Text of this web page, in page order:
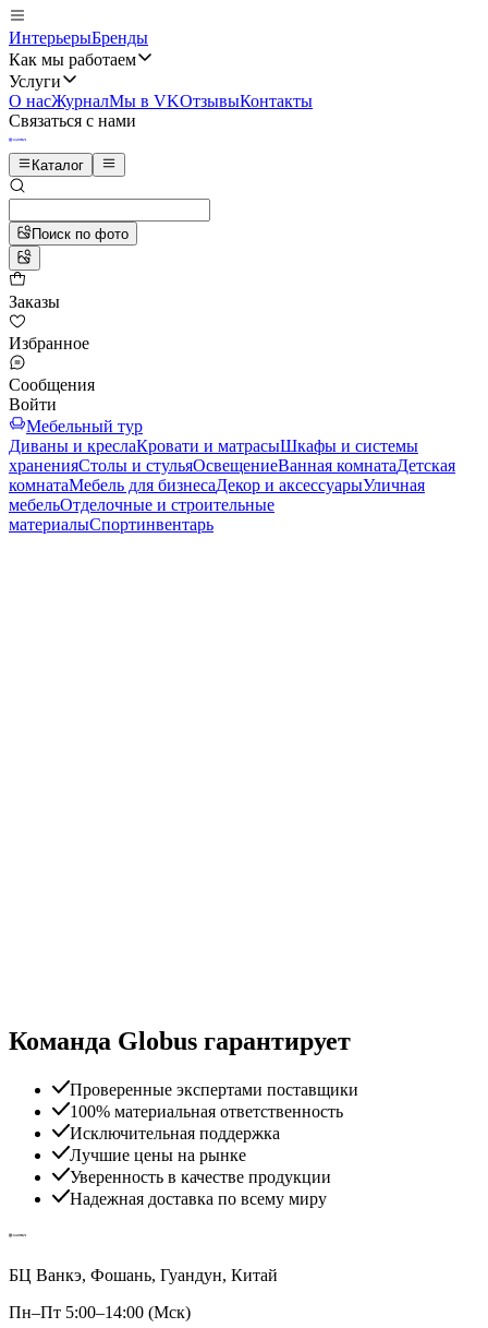
ИнтерьерыБренды
Как мы работаем
Услуги
О насЖурналМы в VKОтзывыКонтакты
Связаться с нами
Каталог
Поиск по фото
Заказы
Избранное
Сообщения
Войти
Мебельный тур
Диваны и креслаКровати и матрасыШкафы и системы
храненияСтолы и стульяОсвещениеВанная комнатаДетская
комнатаМебель для бизнесаДекор и аксессуарыУличная
мебельОтделочные и строительные
материалыСпортинвентарь
Команда Globus гарантирует
Проверенные экспертами поставщики
100% материальная ответственность
Исключительная поддержка
Лучшие цены на рынке
Уверенность в качестве продукции
Надежная доставка по всему миру
БЦ Ванкэ, Фошань, Гуандун, Китай
Пн–Пт 5:00–14:00 (Мск)